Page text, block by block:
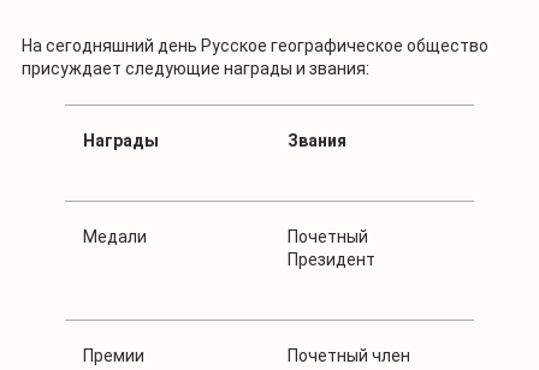
На сегодняшний день Русское географическое общество
присуждает следующие награды и звания:
Награды Звания
Медали
Почетный
Президент
Премии Почетный член